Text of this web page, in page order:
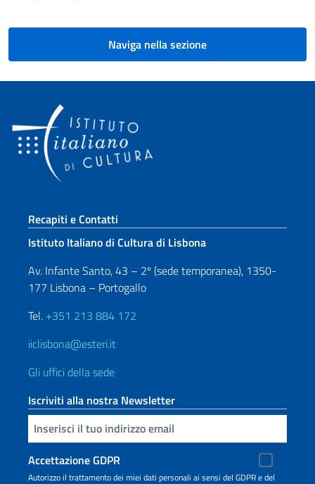
Naviga nella sezione
Sezione footer
Recapiti e Contatti
Istituto Italiano di Cultura di Lisbona
Av. Infante Santo, 43 – 2º (sede temporanea), 1350-
177 Lisbona – Portogallo
Tel. +351 213 884 172
iiclisbona@esteri.it
Gli uffici della sede
Iscriviti alla nostra Newsletter
Inserisci la tua email
Accettazione GDPR
Autorizzo il trattamento dei miei dati personali ai sensi del GDPR e del